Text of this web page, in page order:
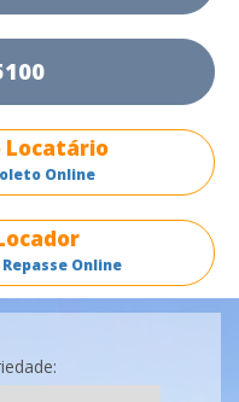
Locatário
Online
Online